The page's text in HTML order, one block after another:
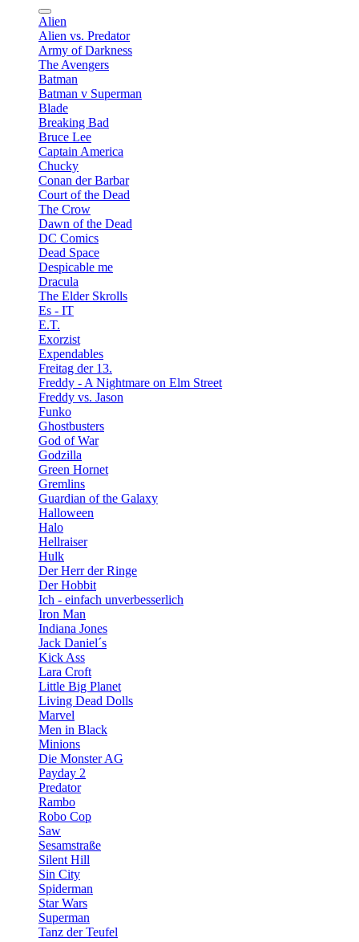
Alien
Alien vs. Predator
Army of Darkness
The Avengers
Batman
Batman v Superman
Blade
Breaking Bad
Bruce Lee
Captain America
Chucky
Conan der Barbar
Court of the Dead
The Crow
Dawn of the Dead
DC Comics
Dead Space
Despicable me
Dracula
The Elder Skrolls
Es - IT
E.T.
Exorzist
Expendables
Freitag der 13.
Freddy - A Nightmare on Elm Street
Freddy vs. Jason
Funko
Ghostbusters
God of War
Godzilla
Green Hornet
Gremlins
Guardian of the Galaxy
Halloween
Halo
Hellraiser
Hulk
Der Herr der Ringe
Der Hobbit
Ich - einfach unverbesserlich
Iron Man
Indiana Jones
Jack Daniel´s
Kick Ass
Lara Croft
Little Big Planet
Living Dead Dolls
Marvel
Men in Black
Minions
Die Monster AG
Payday 2
Predator
Rambo
Robo Cop
Saw
Sesamstraße
Silent Hill
Sin City
Spiderman
Star Wars
Superman
Tanz der Teufel